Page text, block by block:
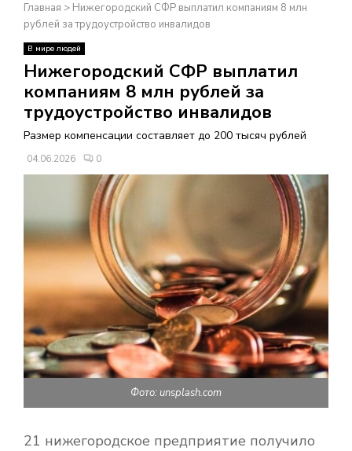
Н
О
В
Н
Е
Е
Н
Ю
Главная > Нижегородский СФР выплатил компаниям 8 млн
рублей за трудоустройство инвалидов
В мире людей
Нижегородский СФР выплатил
компаниям 8 млн рублей за
трудоустройство инвалидов
Размер компенсации составляет до 200 тысяч рублей
04.06.2026 0
Фото: unsplash.com
21 нижегородское предприятие получило